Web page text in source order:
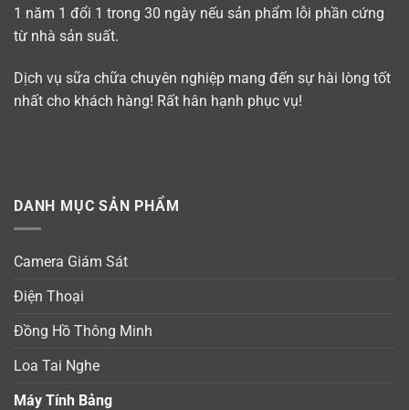
1 năm 1 đổi 1 trong 30 ngày nếu sản phẩm lỗi phần cứng
từ nhà sản suất.
Dịch vụ sữa chữa chuyên nghiệp mang đến sự hài lòng tốt
nhất cho khách hàng! Rất hân hạnh phục vụ!
DANH MỤC SẢN PHẨM
Camera Giám Sát
Điện Thoại
Đồng Hồ Thông Minh
Loa Tai Nghe
Máy Tính Bảng